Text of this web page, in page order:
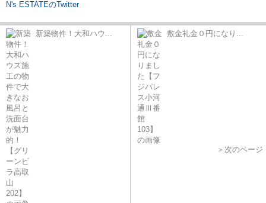
N's ESTATEのTwitter
新築物件！大和ハウ... 敷金礼金０円になり...
＞次のページ